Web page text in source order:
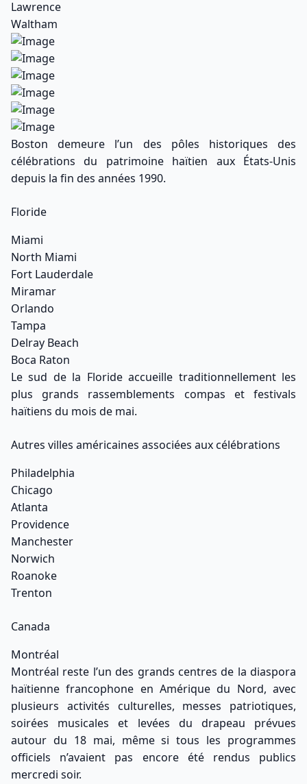
Lawrence
Waltham
Boston demeure l’un des pôles historiques des
célébrations du patrimoine haïtien aux États-Unis
depuis la fin des années 1990.
Floride
Miami
North Miami
Fort Lauderdale
Miramar
Orlando
Tampa
Delray Beach
Boca Raton
Le sud de la Floride accueille traditionnellement les
plus grands rassemblements compas et festivals
haïtiens du mois de mai.
Autres villes américaines associées aux célébrations
Philadelphia
Chicago
Atlanta
Providence
Manchester
Norwich
Roanoke
Trenton
Canada
Montréal
Montréal reste l’un des grands centres de la diaspora
haïtienne francophone en Amérique du Nord, avec
plusieurs activités culturelles, messes patriotiques,
soirées musicales et levées du drapeau prévues
autour du 18 mai, même si tous les programmes
officiels n’avaient pas encore été rendus publics
mercredi soir.